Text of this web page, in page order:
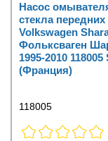
Насос
стекла
Volkswagen
Фольксваген
1995-2010 118005
(Франция)
118005